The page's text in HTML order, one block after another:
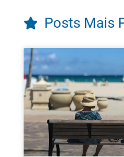
Posts Mais